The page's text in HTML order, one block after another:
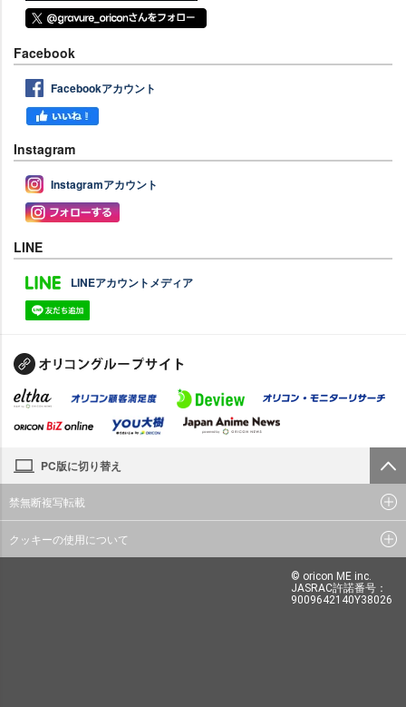
Facebook
Facebookアカウント
Instagram
Instagramアカウント
LINE
LINEアカウントメディア
PC版に切り替え
禁無断複写転載
クッキーの使用について
© oricon ME inc.
JASRAC許諾番号：
9009642140Y38026